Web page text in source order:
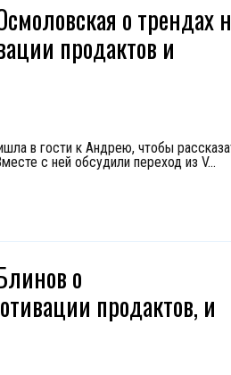
о трендах
продактов и
в гости к Андрею, чтобы
с ней обсудили переход из V...
о
продактов, и